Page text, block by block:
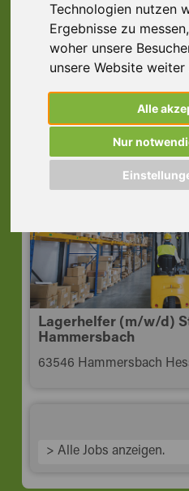
Technologien nutzen
Ergebnisse zu
woher unsere
unsere Website
Alle
Nur
Staplerfahrer (m/w/d)
Getränke,
61138 Niederdorfelden
Lagerhelfer (m/w/d)
Hammersbach
63546 Hammersbach
> Alle Jobs anzeigen.